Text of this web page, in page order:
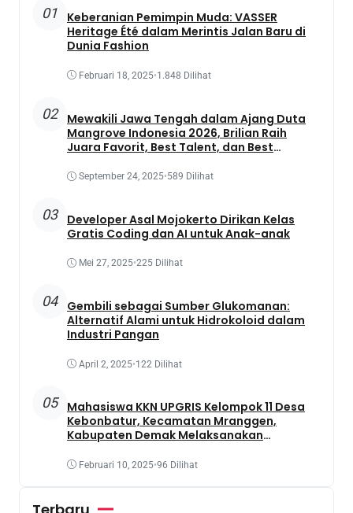
01
Keberanian Pemimpin Muda: VASSER
Heritage Été dalam Merintis Jalan Baru di
Dunia Fashion
Februari 18, 2025•1.848 Dilihat
02
Mewakili Jawa Tengah dalam Ajang Duta
Mangrove Indonesia 2026, Brilian Raih
Juara Favorit, Best Talent, dan Best
September 24, 2025•589 Dilihat
03
Developer Asal Mojokerto Dirikan Kelas
Gratis Coding dan AI untuk Anak-anak
Mei 27, 2025•225 Dilihat
04
Gembili sebagai Sumber Glukomanan:
Alternatif Alami untuk Hidrokoloid dalam
Industri Pangan
April 2, 2025•122 Dilihat
05
Mahasiswa KKN UPGRIS Kelompok 11 Desa
Kebonbatur, Kecamatan Mranggen,
Kabupaten Demak Melaksanakan
Memanfaatkan Lahan Yang Terbengkalai
Februari 10, 2025•96 Dilihat